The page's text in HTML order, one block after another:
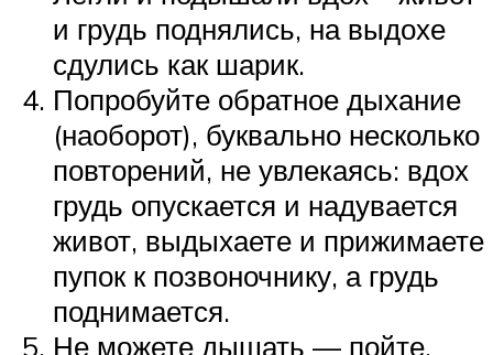
и грудь поднялись, на выдохе
сдулись как шарик.
Попробуйте обратное дыхание
(наоборот), буквально несколько
повторений, не увлекаясь: вдох
грудь опускается и надувается
живот, выдыхаете и прижимаете
пупок к позвоночнику, а грудь
поднимается.
Не можете дышать — пойте.